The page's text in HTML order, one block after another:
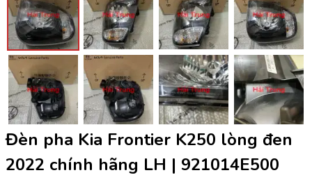
Đèn pha Kia Frontier K250 lòng đen
2022 chính hãng LH | 921014E500